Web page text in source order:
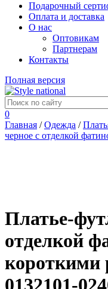
Подарочный
Оплата и доставка
О нас
Оптовикам
Партнерам
Контакты
Полная версия
0
Главная /Одежда /
черное с отделкой
Платье-
отделкой
короткими